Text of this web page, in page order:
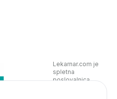
Lekarnar.com je
spletna
poslovalnica